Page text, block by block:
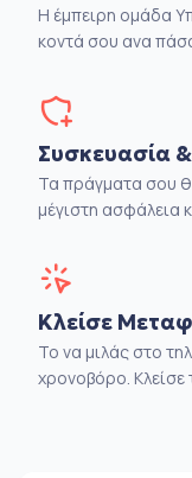
Η έμπειρη ομάδα
κοντά σου ανα
Συσκευασία
Τα πράγματα σου
μέγιστη ασφάλεια
Κλείσε
Το να μιλάς στο
χρονοβόρο. Κλείσε